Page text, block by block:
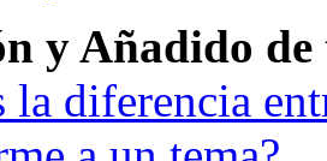
y Añadido
la diferencia